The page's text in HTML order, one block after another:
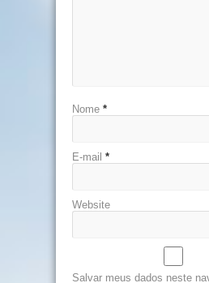
Nome *
E-mail *
Website
Salvar meus dados neste